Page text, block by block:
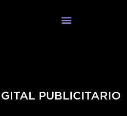
PUBLICITARIO